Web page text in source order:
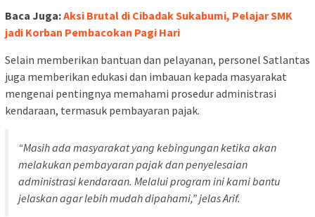
Baca Juga:Aksi Brutal di Cibadak Sukabumi, Pelajar SMK
jadi Korban Pembacokan Pagi Hari
Selain memberikan bantuan dan pelayanan, personel Satlantas
juga memberikan edukasi dan imbauan kepada masyarakat
mengenai pentingnya memahami prosedur administrasi
kendaraan, termasuk pembayaran pajak.
“Masih ada masyarakat yang kebingungan ketika akan
melakukan pembayaran pajak dan penyelesaian
administrasi kendaraan. Melalui program ini kami bantu
jelaskan agar lebih mudah dipahami,” jelas Arif.